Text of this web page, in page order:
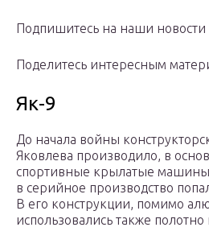
Подпишитесь на наши новости
Поделитесь интересным
Як-9
До начала войны
Яковлева производило, в
спортивные крылатые
в серийное производство
В его конструкции, помимо
использовались также